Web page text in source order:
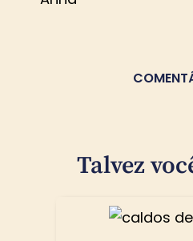
Talvez